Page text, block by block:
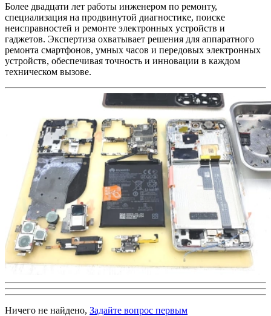
Более двадцати лет работы инженером по ремонту,
специализация на продвинутой диагностике, поиске
неисправностей и ремонте электронных устройств и
гаджетов. Экспертиза охватывает решения для аппаратного
ремонта смартфонов, умных часов и передовых электронных
устройств, обеспечивая точность и инновации в каждом
техническом вызове.
Ничего не найдено, Задайте вопрос первым